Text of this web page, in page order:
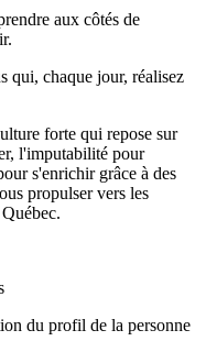
aux côtés de
qui, chaque jour, réalisez
forte qui repose sur
l'imputabilité pour
s'enrichir grâce à des
propulser vers les
du profil de la personne